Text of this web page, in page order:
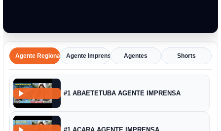
Agente Regional Agente Imprensa Amazônica
Agentes Shorts
#1 ABAETETUBA AGENTE IMPRENSA